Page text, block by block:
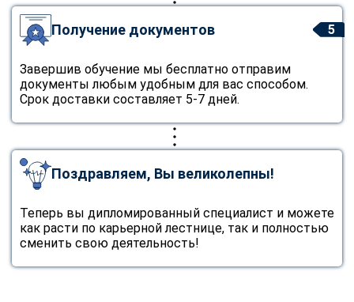
5
Получение документов
Завершив обучение мы бесплатно отправим
документы любым удобным для вас способом.
Срок доставки составляет 5-7 дней.
Поздравляем, Вы великолепны!
Теперь вы дипломированный специалист и можете
как расти по карьерной лестнице, так и полностью
сменить свою деятельность!